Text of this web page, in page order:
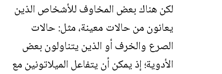
لكن هناك بعض المخاوف للأشخاص الذين
يعانون من حالات معينة، مثل: حالات
الصرع والخرف أو الذين يتناولون بعض
الأدوية؛ إذ يمكن أن يتفاعل الميلاتونين مع